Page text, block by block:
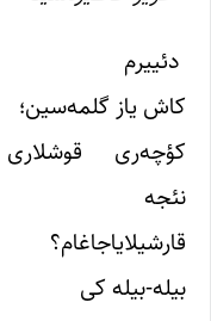
دئییرم
کاش یاز گلمه‌سین؛
کؤچه‌ری قوشلاری
نئجه
قارشیلایاجاغام؟
بیله-بیله کی